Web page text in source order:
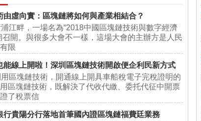
由虛向實：區塊鏈將如何與產業相結合？
江畔，一場名為“2018中國區塊鏈技術與數字經濟
召開。與很多大會不一樣，這場大會的主辦方是人民
限
能線上開啦！深圳區塊鏈技術開啟便企利民新方式
區塊鏈技術，開通線上開具車船稅電子完稅證明的
區塊鏈技術，既解決了代收代繳、委托代征中開票
了稅票信
行貴陽分行落地首筆國內證區塊鏈福費廷業務